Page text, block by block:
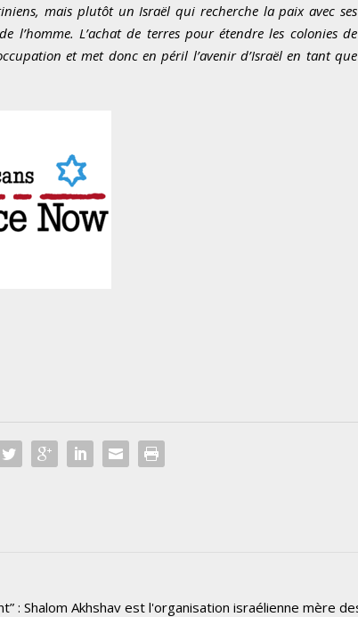
mais plutôt un Israël qui recherche la paix avec ses
l’homme. L’achat de terres pour étendre les colonies de
et met donc en péril l’avenir d’Israël en tant que
: Shalom Akhshav est l'organisation israélienne mère